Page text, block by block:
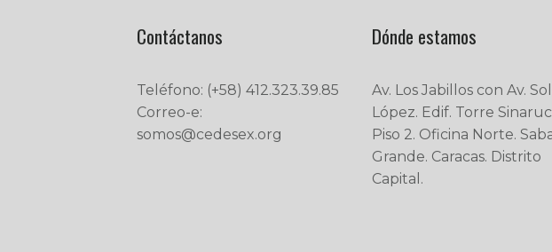
Contáctanos
Teléfono: (+58) 412.323.39.85
Correo-e:
somos@cedesex.org
Dónde estamos
Av. Los Jabillos con Av.
López. Edif. Torre
Piso 2. Oficina Norte.
Grande. Caracas. Distrito
Capital.